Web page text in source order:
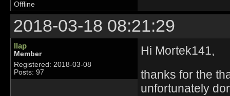
Offline
2018-03-18 08:21:29
llap
Member
Registered: 2018-03-08
Posts: 97
Hi Mortek141,
thanks for the
unfortunately